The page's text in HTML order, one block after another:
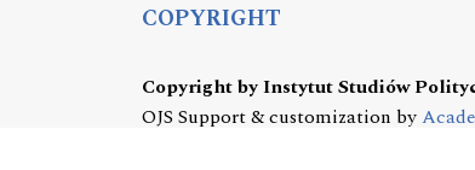
COPYRIGHT
Copyright by Instytut Studiów
OJS Support & customization by